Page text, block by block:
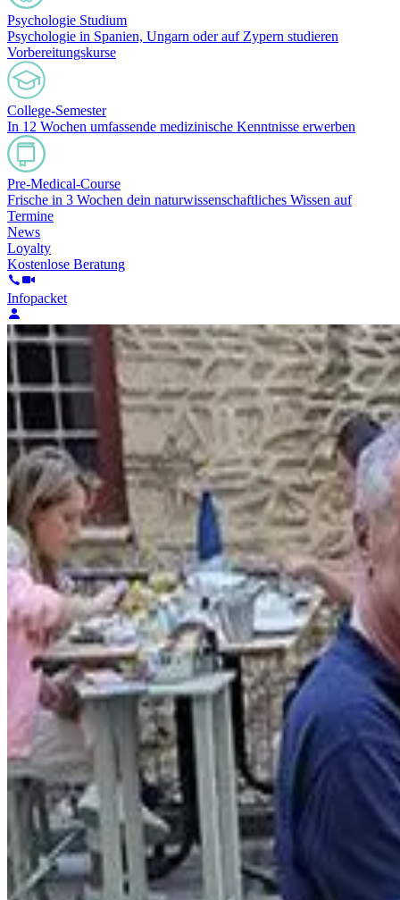
Psychologie Studium
Psychologie in Spanien, Ungarn oder auf Zypern studieren
Vorbereitungskurse
College-Semester
In 12 Wochen umfassende medizinische Kenntnisse erwerben
Pre-Medical-Course
Frische in 3 Wochen dein naturwissenschaftliches Wissen auf
Termine
News
Loyalty
Kostenlose Beratung
Infopacket